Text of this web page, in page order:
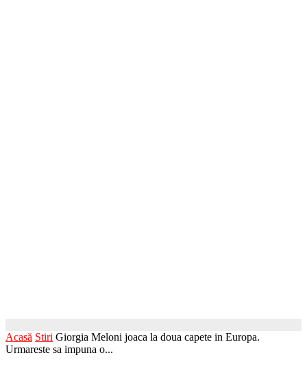
Acasă Stiri Giorgia Meloni joaca la doua capete in Europa.
Urmareste sa impuna o...